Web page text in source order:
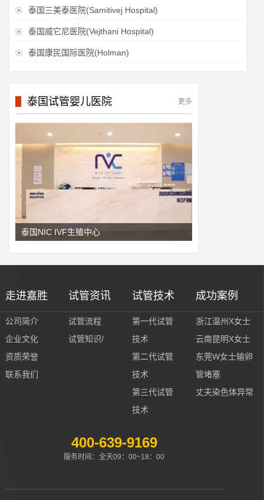
 泰国三美泰医院(Samitivej Hospital)
 泰国威它尼医院(Vejthani Hospital)
 泰国康民国际医院(Holman)
泰国试管婴儿医院 更多
泰国NIC IVF生殖中心
走进嘉胜
公司简介
企业文化
资质荣誉
联系我们
试管资讯
试管流程
试管知识/
试管技术
第一代试管
技术
第二代试管
技术
第三代试管
技术
成功案例
浙江温州X女士
云南昆明X女士
东莞W女士输卵
管堵塞
丈夫染色体异常
400-639-9169
服务时间：全天09：00~18：00